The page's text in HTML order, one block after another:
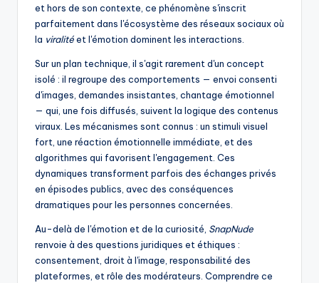
et hors de son contexte, ce phénomène s'inscrit
parfaitement dans l'écosystème des réseaux sociaux où
la viralitéet l'émotion dominent les interactions.
Sur un plan technique, il s'agit rarement d'un concept
isolé : il regroupe des comportements — envoi consenti
d'images, demandes insistantes, chantage émotionnel
— qui, une fois diffusés, suivent la logique des contenus
viraux. Les mécanismes sont connus : un stimuli visuel
fort, une réaction émotionnelle immédiate, et des
algorithmes qui favorisent l'engagement. Ces
dynamiques transforment parfois des échanges privés
en épisodes publics, avec des conséquences
dramatiques pour les personnes concernées.
Au-delà de l'émotion et de la curiosité, SnapNude
renvoie à des questions juridiques et éthiques :
consentement, droit à l'image, responsabilité des
plateformes, et rôle des modérateurs. Comprendre ce